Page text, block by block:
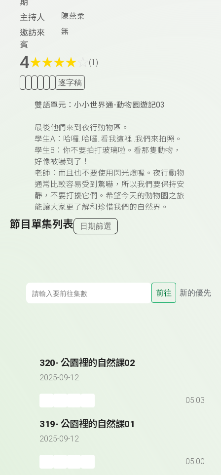
期
主持人 陳燕柔
邀訪來
賓
無
4★★★★ (1)
逐字稿
雙語單元：小小世界通-動物園遊記03
最後他們來到夜行動物區。
學生A：哈囉..哈囉..看我這裡..我們來拍照。
學生B：你不要拍打玻璃啦。看那隻動物，
好像被嚇到了！
老師：而且也不要使用閃光燈喔。夜行動物
通常比較容易受到驚嚇，所以我們要保持安
靜，不要打擾它們。希望今天的動物園之旅
能讓大家更了解和珍惜我們的自然界。
節目單集列表 日期篩選
前往 新的優先
320- 公園裡的自然課02
2025-09-12
05:03
319- 公園裡的自然課01
2025-09-12
05:00